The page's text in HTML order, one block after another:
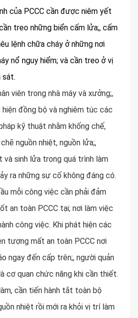
của PCCC cần được niêm yết
treo những biển cấm lửa;, cấm
lệnh chữa cháy ở những nơi
nổ nguy hiểm; và cần treo ở vị
sát.
viên trong nhà máy và xưởng;,
đồng bộ và nghiêm túc các
kỹ thuật nhằm khống chế,
nguồn nhiệt, nguồn lửa;,
và sinh lửa trong quá trình làm
ra những sự cố không đáng có.
mỗi công việc cần phải đảm
an toàn PCCC tại; nơi làm việc
công việc. Khi phát hiện các
tượng mất an toàn PCCC nơi
ngay đến cấp trên;, người quản
cơ quan chức năng khi cần thiết.
cần tiến hành tắt toàn bộ
nhiệt rồi mới ra khỏi vị trí làm